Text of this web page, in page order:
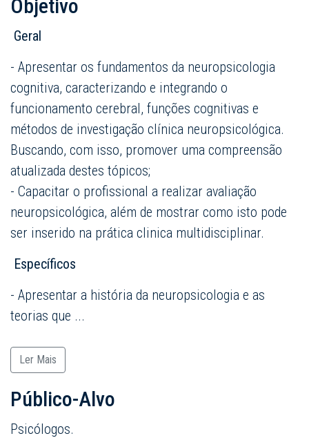
Objetivo
Geral
- Apresentar os fundamentos da neuropsicologia
cognitiva, caracterizando e integrando o
funcionamento cerebral, funções cognitivas e
métodos de investigação clínica neuropsicológica.
Buscando, com isso, promover uma compreensão
atualizada destes tópicos;
- Capacitar o profissional a realizar avaliação
neuropsicológica, além de mostrar como isto pode
ser inserido na prática clinica multidisciplinar.
Específicos
- Apresentar a história da neuropsicologia e as
teorias que ...
Ler Mais
Público-Alvo
Psicólogos.